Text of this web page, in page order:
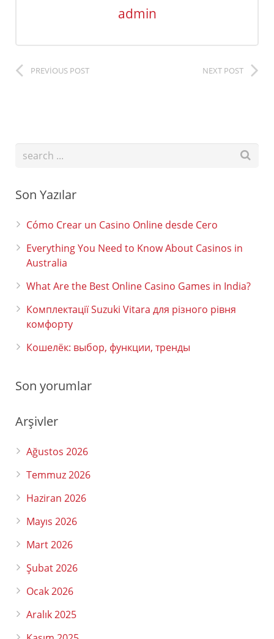
admin
PREVIOUS POST NEXT POST
Son Yazılar
Cómo Crear un Casino Online desde Cero
Everything You Need to Know About Casinos in
Australia
What Are the Best Online Casino Games in India?
Комплектації Suzuki Vitara для різного рівня
комфорту
Кошелёк: выбор, функции, тренды
Son yorumlar
Arşivler
Ağustos 2026
Temmuz 2026
Haziran 2026
Mayıs 2026
Mart 2026
Şubat 2026
Ocak 2026
Aralık 2025